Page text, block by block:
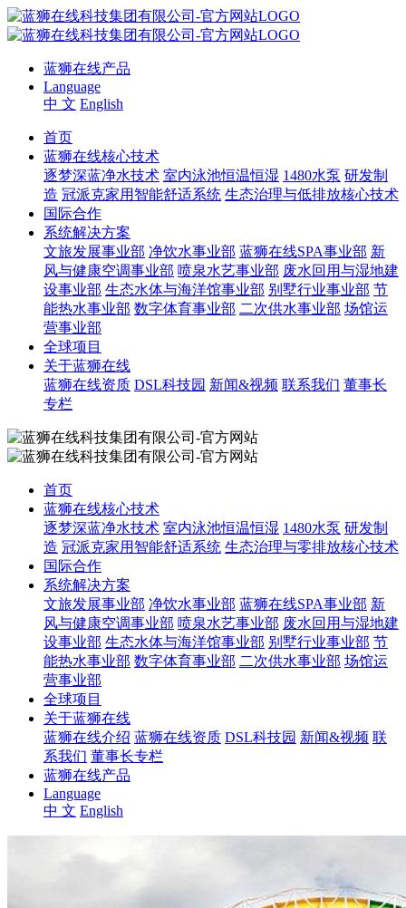
蓝狮在线产品
Language
中 文 English
首页
蓝狮在线核心技术
逐梦深蓝净水技术 室内泳池恒温恒湿 1480水泵 研发制
造 冠派克家用智能舒适系统 生态治理与低排放核心技术
国际合作
系统解决方案
文旅发展事业部 净饮水事业部 蓝狮在线SPA事业部 新
风与健康空调事业部 喷泉水艺事业部 废水回用与湿地建
设事业部 生态水体与海洋馆事业部 别墅行业事业部 节
能热水事业部 数字体育事业部 二次供水事业部 场馆运
营事业部
全球项目
关于蓝狮在线
蓝狮在线资质 DSL科技园 新闻&视频 联系我们 董事长
专栏
首页
蓝狮在线核心技术
逐梦深蓝净水技术 室内泳池恒温恒湿 1480水泵 研发制
造 冠派克家用智能舒适系统 生态治理与零排放核心技术
国际合作
系统解决方案
文旅发展事业部 净饮水事业部 蓝狮在线SPA事业部 新
风与健康空调事业部 喷泉水艺事业部 废水回用与湿地建
设事业部 生态水体与海洋馆事业部 别墅行业事业部 节
能热水事业部 数字体育事业部 二次供水事业部 场馆运
营事业部
全球项目
关于蓝狮在线
蓝狮在线介绍 蓝狮在线资质 DSL科技园 新闻&视频 联
系我们 董事长专栏
蓝狮在线产品
Language
中 文 English